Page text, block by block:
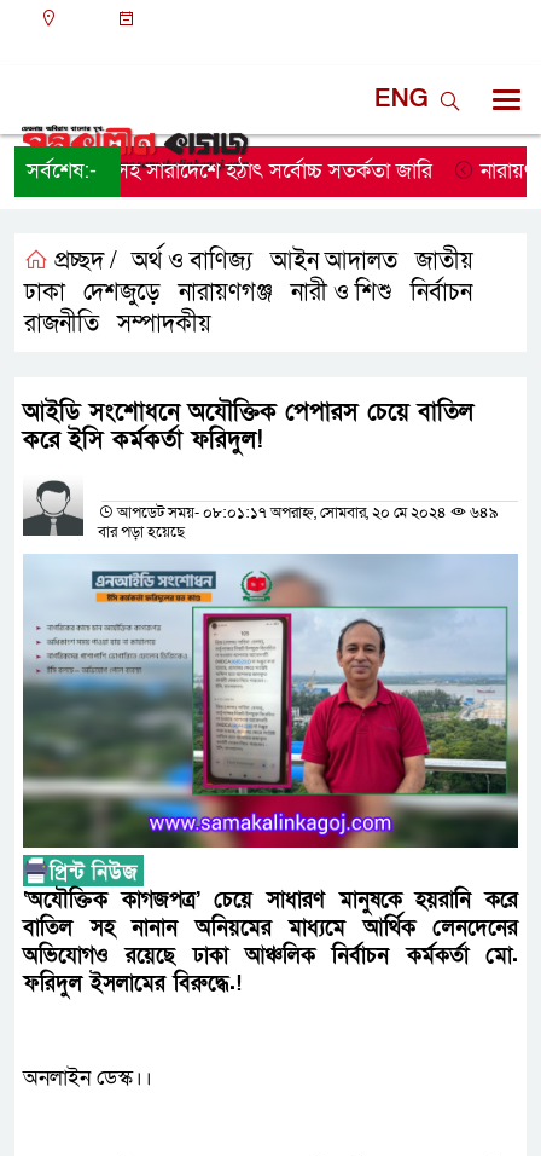
ENG
সর্বশেষ:-
ঢাকাসহ সারাদেশে হঠাৎ সর্বোচ্চ সতর্কতা জা‌রি নারায়ণগঞ্জে
প্রচ্ছদ / অর্থ ও বাণিজ্য ,আইন আদালত ,জাতীয়
ঢাকা দেশজুড়ে ,নারায়ণগঞ্জ ,নারী ও শিশু ,নির্বাচন
রাজনীতি ,সম্পাদকীয়
আইডি সংশোধনে অযৌক্তিক পেপারস চেয়ে বাতিল
করে ইসি কর্মকর্তা ফরিদুল!
আপডেট সময়- ০৮:০১:১৭ অপরাহ্ন, সোমবার, ২০ মে ২০২৪
৬৪৯
বার পড়া হয়েছে
‘অযৌক্তিক কাগজপত্র’ চেয়ে সাধারণ মানুষকে হয়রানি করে
বাতিল সহ নানান অনিয়মের মাধ্যমে আর্থিক লেনদেনের
অভিযোগও রয়েছে ঢাকা আঞ্চলিক নির্বাচন কর্মকর্তা মো.
ফরিদুল ইসলামের বিরুদ্ধে.!
অনলাইন ডেস্ক।।